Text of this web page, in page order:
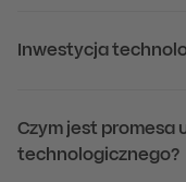
Inwestycja
Czym jest promesa
technologicznego?